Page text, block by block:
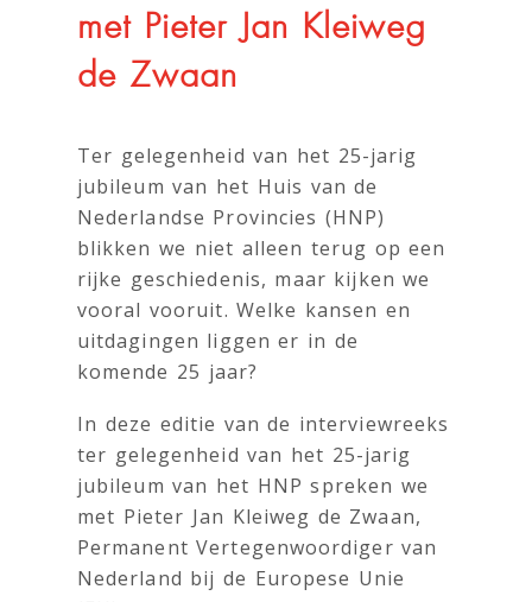
met Pieter Jan Kleiweg
de Zwaan
Ter gelegenheid van het 25-jarig
jubileum van het Huis van de
Nederlandse Provincies (HNP)
blikken we niet alleen terug op een
rijke geschiedenis, maar kijken we
vooral vooruit. Welke kansen en
uitdagingen liggen er in de
komende 25 jaar?
In deze editie van de interviewreeks
ter gelegenheid van het 25-jarig
jubileum van het HNP spreken we
met Pieter Jan Kleiweg de Zwaan,
Permanent Vertegenwoordiger van
Nederland bij de Europese Unie